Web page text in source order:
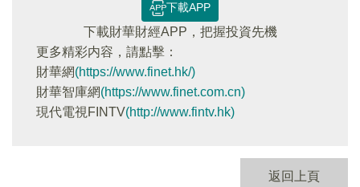
下載APP
下載財華財經APP，把握投資先機
更多精彩内容，請點擊：
財華網(https://www.finet.hk/)
財華智庫網(https://www.finet.com.cn)
現代電視FINTV(http://www.fintv.hk)
返回上頁